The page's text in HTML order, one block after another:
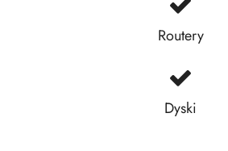
Routery
Dyski